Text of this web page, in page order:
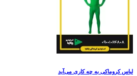
لباس کروماکی به چه کاری می‌آید